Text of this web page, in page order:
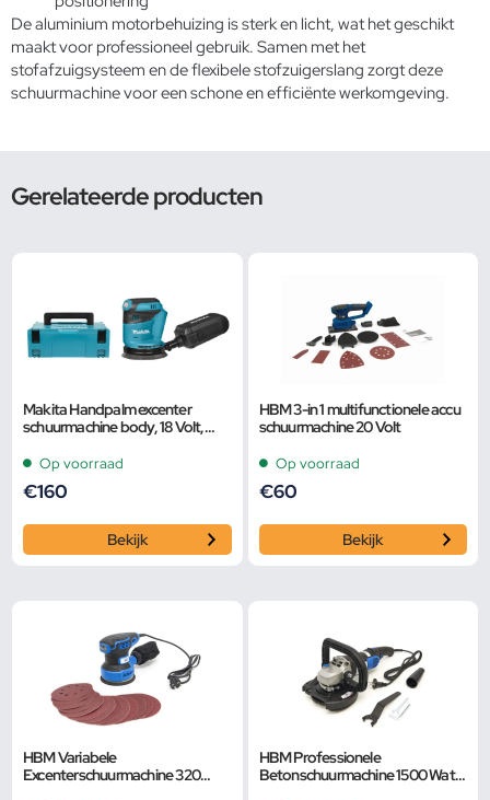
De aluminium motorbehuizing is sterk en licht, wat het geschikt
maakt voor professioneel gebruik. Samen met het
stofafzuigsysteem en de flexibele stofzuigerslang zorgt deze
schuurmachine voor een schone en efficiënte werkomgeving.
Gerelateerde producten
Makita Handpalm excenter
schuurmachine body, 18 Volt,
Op voorraad
€160
Bekijk
HBM 3-in 1 multifunctionele accu
schuurmachine 20 Volt
Op voorraad
€60
Bekijk
HBM Variabele
Excenterschuurmachine 320
HBM Professionele
Betonschuurmachine 1500 Watt